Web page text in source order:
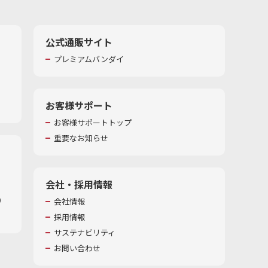
公式通販サイト
プレミアムバンダイ
お客様サポート
お客様サポートトップ
重要なお知らせ
会社・採用情報
会社情報
採用情報
サステナビリティ
お問い合わせ